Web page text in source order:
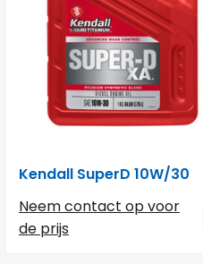
Kendall SuperD 10W/30
Neem contact op voor
de prijs